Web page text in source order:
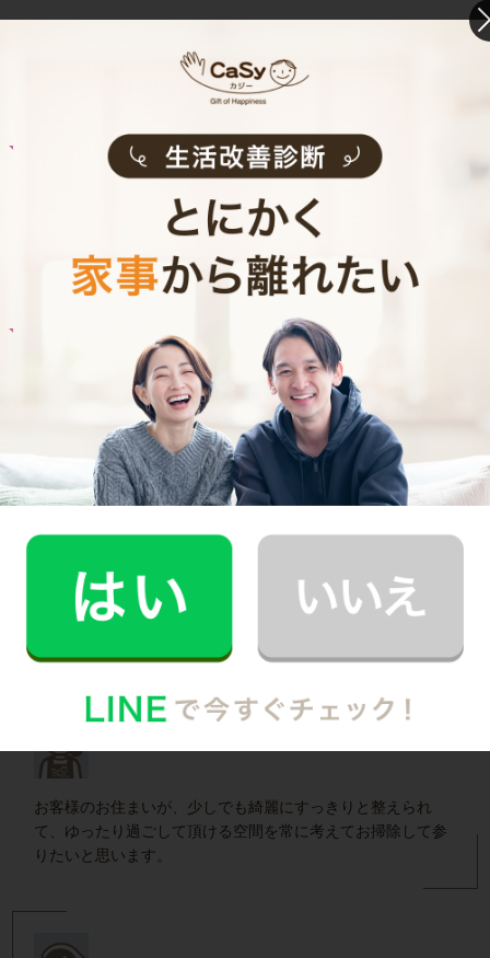
Customer Interview
30代 共働き 子育て中
子どもとコミュニケーションをとる時間が増え
記事全文を見る
30代 共働き 育児休暇中
栄養バランスの取れた食事を摂れるのが魅力で
記事全文を見る
インタビュー一覧を見る
お客様のお住まいが、少しでも綺麗にすっきりと整えられ
て、ゆったり過ごして頂ける空間を常に考えてお掃除して参
りたいと思います。